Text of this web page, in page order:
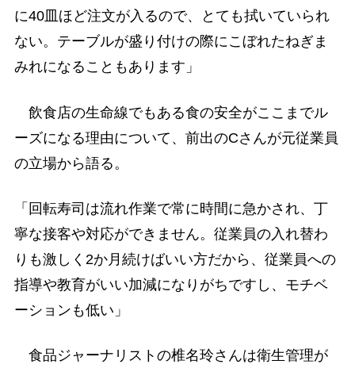
に40皿ほど注文が入るので、とても拭いていられ
ない。テーブルが盛り付けの際にこぼれたねぎま
みれになることもあります」
飲食店の生命線でもある食の安全がここまでル
ーズになる理由について、前出のCさんが元従業員
の立場から語る。
「回転寿司は流れ作業で常に時間に急かされ、丁
寧な接客や対応ができません。従業員の入れ替わ
りも激しく2か月続けばいい方だから、従業員への
指導や教育がいい加減になりがちですし、モチベ
ーションも低い」
食品ジャーナリストの椎名玲さんは衛生管理が